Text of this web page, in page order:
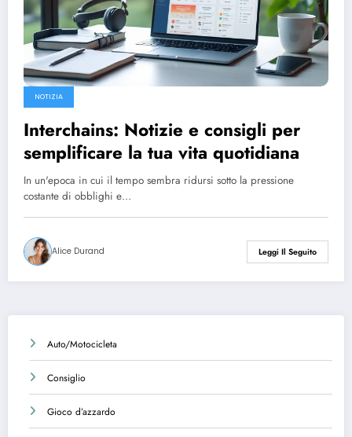
NOTIZIA
Interchains: Notizie e consigli per
semplificare la tua vita quotidiana
In un'epoca in cui il tempo sembra ridursi sotto la pressione
costante di obblighi e…
Alice Durand Leggi Il Seguito
Auto/Motocicleta
Consiglio
Gioco d’azzardo